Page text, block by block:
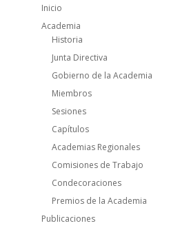
Inicio
Academia
Historia
Junta Directiva
Gobierno de la Academia
Miembros
Sesiones
Capítulos
Academias Regionales
Comisiones de Trabajo
Condecoraciones
Premios de la Academia
Publicaciones